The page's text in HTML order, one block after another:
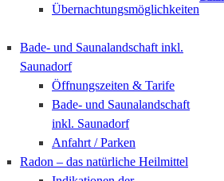
Übernachtungsmöglichkeiten
Bade- und Saunalandschaft inkl.
Saunadorf
Öffnungszeiten & Tarife
Bade- und Saunalandschaft
inkl. Saunadorf
Anfahrt / Parken
Radon – das natürliche Heilmittel